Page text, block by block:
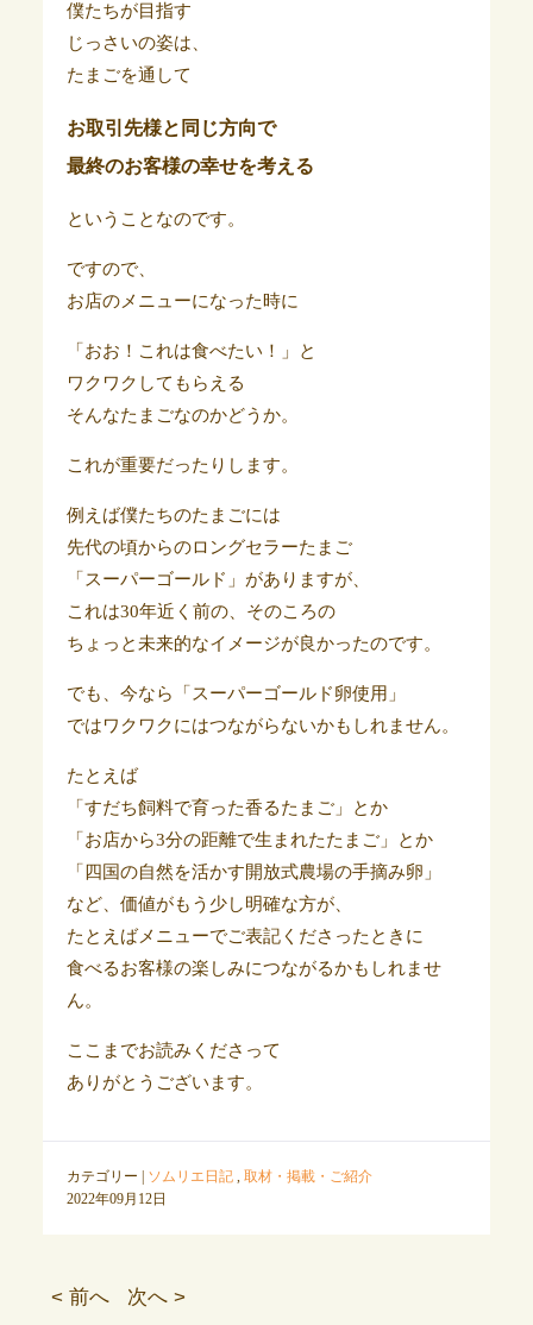
僕たちが目指す
じっさいの姿は、
たまごを通して
お取引先様と同じ方向で
最終のお客様の幸せを考える
ということなのです。
ですので、
お店のメニューになった時に
「おお！これは食べたい！」と
ワクワクしてもらえる
そんなたまごなのかどうか。
これが重要だったりします。
例えば僕たちのたまごには
先代の頃からのロングセラーたまご
「スーパーゴールド」がありますが、
これは30年近く前の、そのころの
ちょっと未来的なイメージが良かったのです。
でも、今なら「スーパーゴールド卵使用」
ではワクワクにはつながらないかもしれません。
たとえば
「すだち飼料で育った香るたまご」とか
「お店から3分の距離で生まれたたまご」とか
「四国の自然を活かす開放式農場の手摘み卵」
など、価値がもう少し明確な方が、
たとえばメニューでご表記くださったときに
食べるお客様の楽しみにつながるかもしれませ
ん。
ここまでお読みくださって
ありがとうございます。
カテゴリー | ソムリエ日記, 取材・掲載・ご紹介
2022年09月12日
< 前へ 次へ >